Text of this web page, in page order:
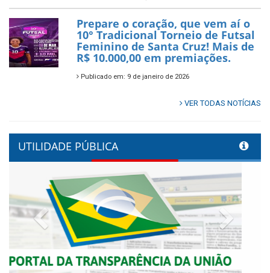
Prepare o coração, que vem aí o
10° Tradicional Torneio de Futsal
Feminino de Santa Cruz! Mais de
R$ 10.000,00 em premiações.
Publicado em: 9 de janeiro de 2026
VER TODAS NOTÍCIAS
UTILIDADE PÚBLICA
Previous